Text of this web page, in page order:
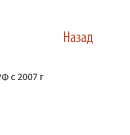
Назад
с 2007 г